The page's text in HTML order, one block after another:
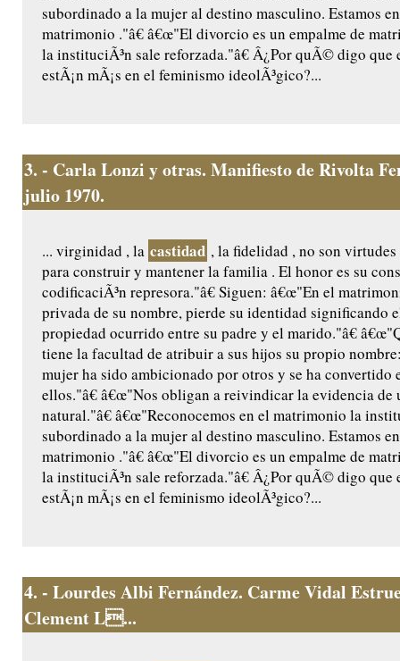
subordinado a la mujer al destino masculino. Estamos
matrimonio ."â€ â€œ"El divorcio es un empalme de
la instituciÃ³n sale reforzada."â€ Â¿Por quÃ© digo que
estÃ¡n mÃ¡s en el feminismo ideolÃ³gico?...
3. - Carla Lonzi y otras. Manifiesto de Rivolta
julio 1970.
... virginidad , la castidad , la fidelidad , no son
para construir y mantener la familia . El honor es su
codificaciÃ³n represora."â€ Siguen: â€œ"En el
privada de su nombre, pierde su identidad significando
propiedad ocurrido entre su padre y el marido."â€
tiene la facultad de atribuir a sus hijos su propio
mujer ha sido ambicionado por otros y se ha
ellos."â€ â€œ"Nos obligan a reivindicar la evidencia de
natural."â€ â€œ"Reconocemos en el matrimonio la
subordinado a la mujer al destino masculino. Estamos
matrimonio ."â€ â€œ"El divorcio es un empalme de
la instituciÃ³n sale reforzada."â€ Â¿Por quÃ© digo que
estÃ¡n mÃ¡s en el feminismo ideolÃ³gico?...
4. - Lourdes Albi Fernández. Carme Vidal
Clement L...